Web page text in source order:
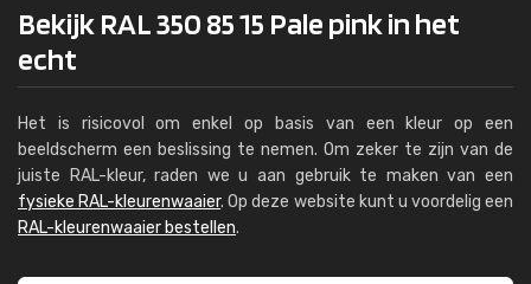
Bekijk RAL 350 85 15 Pale pink in het
echt
Het is risicovol om enkel op basis van een kleur op een
beeldscherm een beslissing te nemen. Om zeker te zijn van de
juiste RAL-kleur, raden we u aan gebruik te maken van een
fysieke RAL-kleurenwaaier. Op deze website kunt u voordelig een
RAL-kleurenwaaier bestellen.